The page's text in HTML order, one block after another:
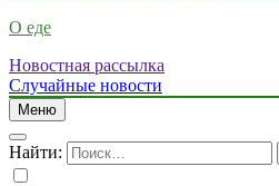
О еде
Новостная рассылка
Случайные новости
Меню
Найти: